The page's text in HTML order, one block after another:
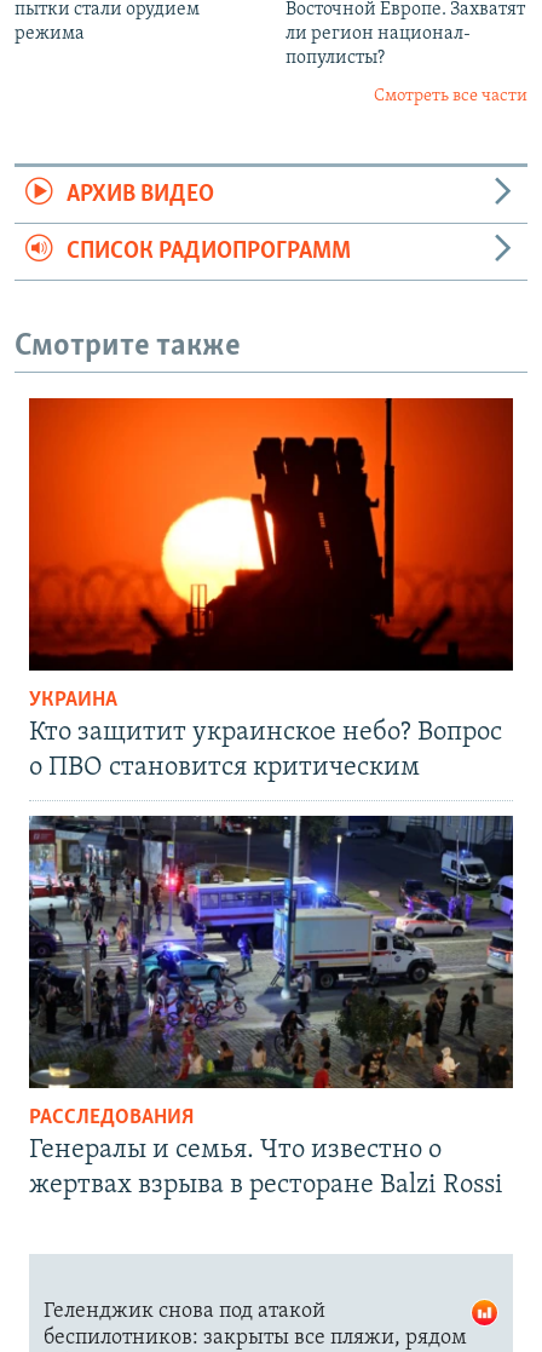
пытки стали орудием
режима
Восточной Европе. Захватят
ли регион национал-
популисты?
Смотреть все части
АРХИВ ВИДЕО
СПИСОК РАДИОПРОГРАММ
Смотрите также
УКРАИНА
Кто защитит украинское небо? Вопрос
о ПВО становится критическим
РАССЛЕДОВАНИЯ
Генералы и семья. Что известно о
жертвах взрыва в ресторане Balzi Rossi